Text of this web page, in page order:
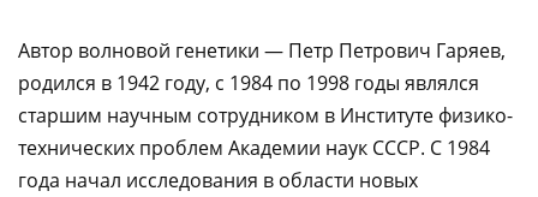
Автор волновой генетики — Петр Петрович Гаряев,
родился в 1942 году, с 1984 по 1998 годы являлся
старшим научным сотрудником в Институте физико-
технических проблем Академии наук СССР. С 1984
года начал исследования в области новых